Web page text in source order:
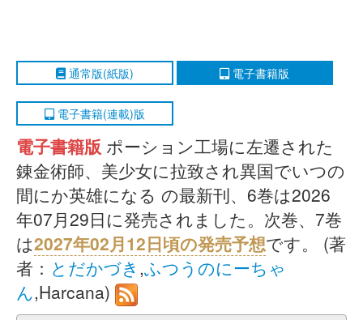
通常版(紙版) 電子書籍版
電子書籍(連載)版
電子書籍版 ポーション工場に左遷された
錬金術師、美少女に拉致され異国でいつの
間にか英雄になる の最新刊、6巻は2026
年07月29日に発売されました。次巻、7巻
は2027年02月12日頃の発売予想です。 (著
者： とだかづき ,ふつうのにーちゃ
ん,Harcana)